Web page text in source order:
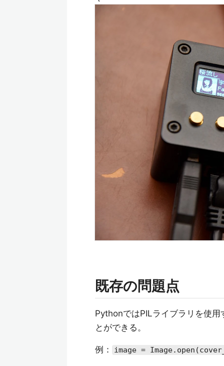
既存の問題点
PythonではPILライブラリを使
とができる。
例： image =